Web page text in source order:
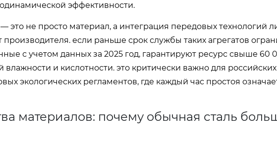
эффективности.
это не просто материал, а интеграция передовых технологий
если раньше срок службы таких агрегатов
с учетом данных за 2025 год, гарантируют ресурс свыше 60
влажности и кислотности. это критически важно для российских
экологических регламентов, где каждый час простоя
материалов: почему обычная сталь